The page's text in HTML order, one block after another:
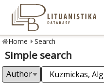
Home Search
Simple search